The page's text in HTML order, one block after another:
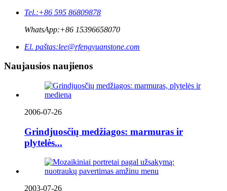
Tel.:+86 595 86809878
WhatsApp:+86 15396658070
El. paštas:lee@rfengyuanstone.com
Naujausios naujienos
2006-07-26
Grindjuosčių medžiagos: marmuras ir
plytelės...
2003-07-26